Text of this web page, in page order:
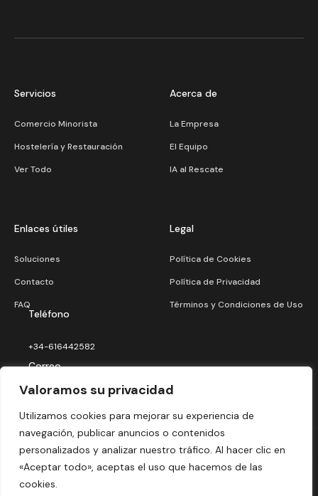
Valoramos su privacidad
Utilizamos cookies para mejorar su experiencia de
navegación, publicar anuncios o contenidos
personalizados y analizar nuestro tráfico. Al hacer clic en
«Aceptar todo», aceptas el uso que hacemos de las
cookies.
Servicios
Comercio Minorista
Hostelería y Restauración
Ver Todo
Acerca de
La Empresa
El Equipo
IA al Rescate
Enlaces útiles
Soluciones
Contacto
FAQ
Legal
Política de Cookies
Política de Privacidad
Términos y Condiciones de Uso
Teléfono
+34-616442582
Correo
info@iaalrescate.com